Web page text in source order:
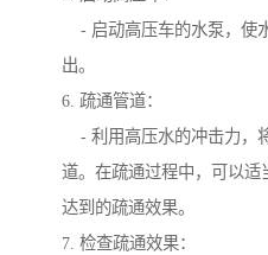
- 启动高压车的水泵，使
出。
6. 疏通管道：
- 利用高压水的冲击力，
道。在疏通过程中，可以适
达到的疏通效果。
7. 检查疏通效果：